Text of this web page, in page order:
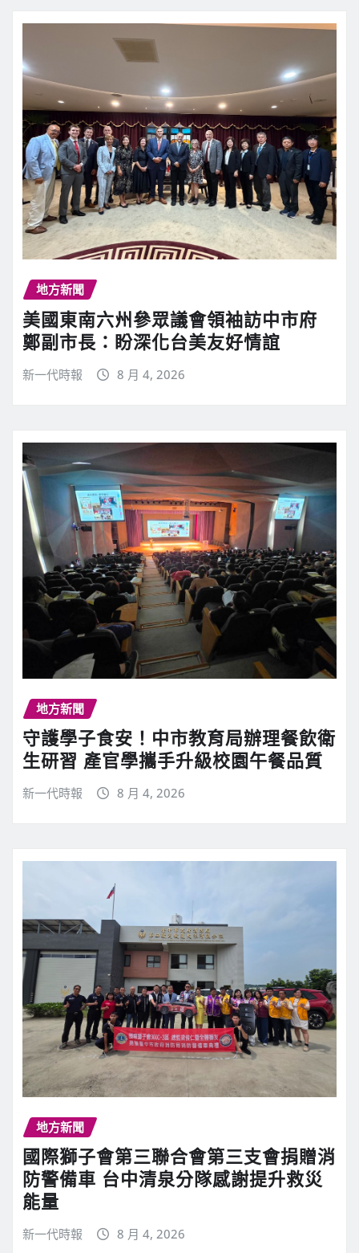
地方新聞
美國東南六州參眾議會領袖訪中市府
鄭副市長：盼深化台美友好情誼
新一代時報 8 月 4, 2026
地方新聞
守護學子食安！中市教育局辦理餐飲衛
生研習 產官學攜手升級校園午餐品質
新一代時報 8 月 4, 2026
地方新聞
國際獅子會第三聯合會第三支會捐贈消
防警備車 台中清泉分隊感謝提升救災
能量
新一代時報 8 月 4, 2026